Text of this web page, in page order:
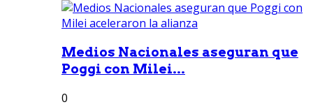
Medios Nacionales aseguran que
Poggi con Milei...
0